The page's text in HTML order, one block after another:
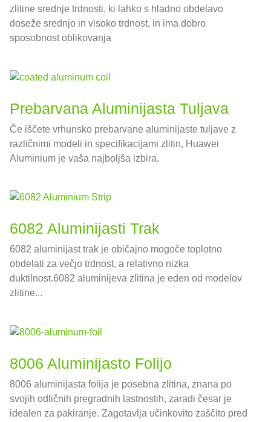
zlitine srednje trdnosti, ki lahko s hladno obdelavo
doseže srednjo in visoko trdnost, in ima dobro
sposobnost oblikovanja
Prebarvana Aluminijasta Tuljava
Če iščete vrhunsko prebarvane aluminijaste tuljave z
različnimi modeli in specifikacijami zlitin, Huawei
Aluminium je vaša najboljša izbira.
6082 Aluminijasti Trak
6082 aluminijast trak je običajno mogoče toplotno
obdelati za večjo trdnost, a relativno nizka
duktilnost.6082 aluminijeva zlitina je eden od modelov
zlitine...
8006 Aluminijasto Folijo
8006 aluminijasta folija je posebna zlitina, znana po
svojih odličnih pregradnih lastnostih, zaradi česar je
idealen za pakiranje. Zagotavlja učinkovito zaščito pred